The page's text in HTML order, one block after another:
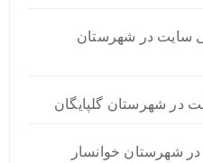
سایت در شهرستان
در شهرستان گلپایگان
شهرستان خوانسار